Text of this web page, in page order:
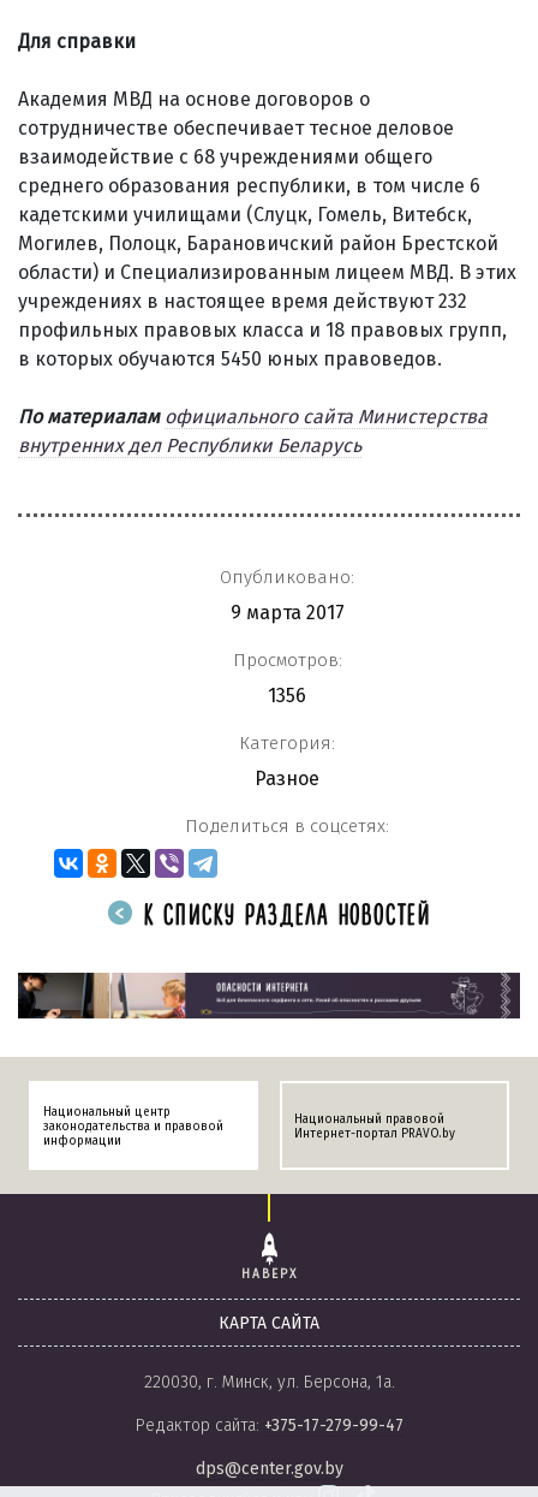
Для справки
Академия МВД на основе договоров о
сотрудничестве обеспечивает тесное деловое
взаимодействие с 68 учреждениями общего
среднего образования республики, в том числе 6
кадетскими училищами (Слуцк, Гомель, Витебск,
Могилев, Полоцк, Барановичский район Брестской
области) и Специализированным лицеем МВД. В этих
учреждениях в настоящее время действуют 232
профильных правовых класса и 18 правовых групп,
в которых обучаются 5450 юных правоведов.
По материалам официального сайта Министерства
внутренних дел Республики Беларусь
Опубликовано:
9 марта 2017
Просмотров:
1356
Категория:
Разное
Поделиться в соцсетях:
К СПИСКУ РАЗДЕЛА НОВОСТЕЙ
Национальный центр
законодательства и правовой
информации
Национальный правовой
Интернет-портал PRAVO.by
НАВЕРХ
КАРТА САЙТА
220030, г. Минск, ул. Берсона, 1а.
Редактор сайта: +375-17-279-99-47
dps@center.gov.by